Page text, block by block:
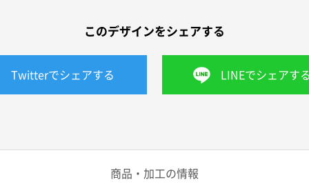
このデザインをシェアする
Twitterでシェアする LINEでシェアする
商品・加工の情報